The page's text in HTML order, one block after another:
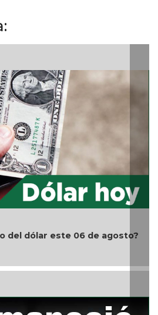
del dólar este 06 de agosto?